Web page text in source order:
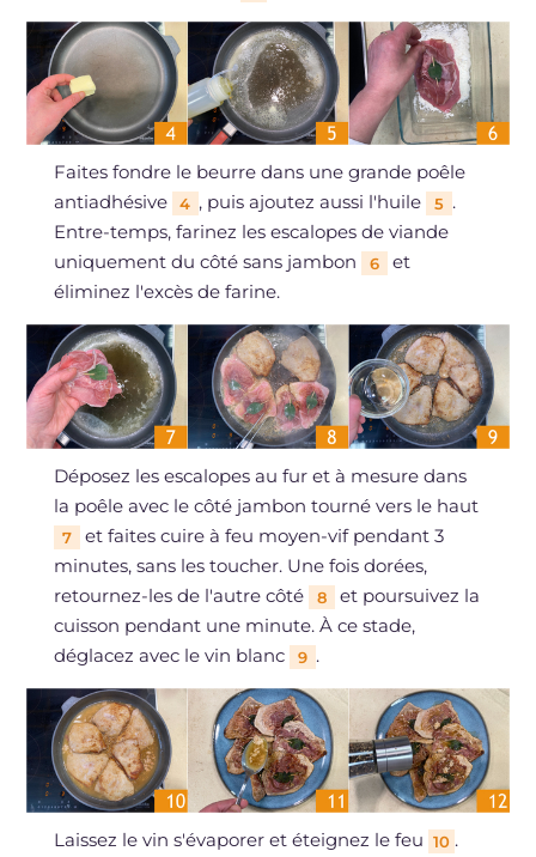
Faites fondre le beurre dans une grande poêle
antiadhésive
4 , puis ajoutez aussi l'huile 5 .
Entre-temps, farinez les escalopes de viande
uniquement du côté sans jambon
6
et
éliminez l'excès de farine.
Déposez les escalopes au fur et à mesure dans
la poêle avec le côté jambon tourné vers le haut
7
et faites cuire à feu moyen-vif pendant 3
minutes, sans les toucher. Une fois dorées,
retournez-les de l'autre côté
8
et poursuivez la
cuisson pendant une minute. À ce stade,
déglacez avec le vin blanc
9 .
Laissez le vin s'évaporer et éteignez le feu 10 .